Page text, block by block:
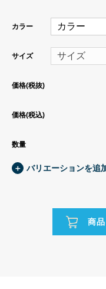
カラー
サイズ
価格(税抜)
価格(税込)
数量
＋ バリエーションを追